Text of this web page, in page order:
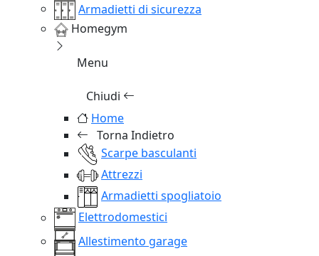
Armadietti di sicurezza
Homegym
Menu
Chiudi
Home
Torna Indietro
Scarpe basculanti
Attrezzi
Armadietti spogliatoio
Elettrodomestici
Allestimento garage